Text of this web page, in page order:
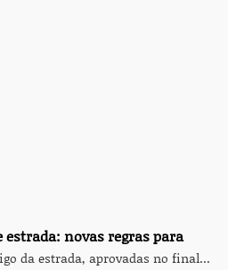
estrada: novas regras para
da estrada, aprovadas no final...